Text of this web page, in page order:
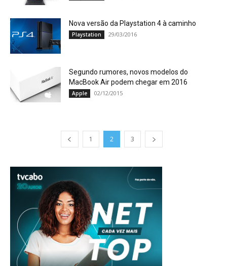
Nova versão da Playstation 4 à caminho
Playstation 29/03/2016
Segundo rumores, novos modelos do
MacBook Air podem chegar em 2016
Apple 02/12/2015
1 2 3